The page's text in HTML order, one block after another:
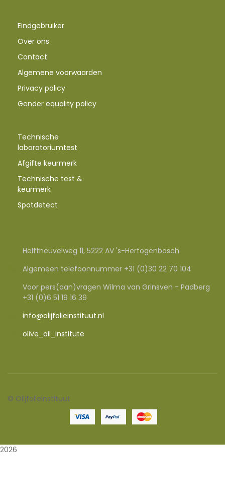
Eindgebruiker
Over ons
Contact
Algemene voorwaarden
Privacy policy
Gender equality policy
Technische
laboratoriumtest
Afgifte keurmerk
Technische test &
keurmerk
Spotdetect
Helftheuvelweg 11, 5222 AV 's-Hertogenbosch
Algemeen telefoonnummer +31 (0)30 22 70 104
Voor pers(aan)vragen Wilma van Grinsven - Padberg
+31 (0)6 51 19 16 39
info@olijfolieinstituut.nl
olive_oil_institute
© Olijfolieinstituut
2026